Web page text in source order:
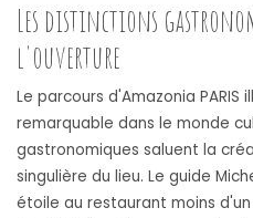
Les distinctions
l'ouverture
Le parcours d'Amazonia PARIS
remarquable dans le monde
gastronomiques saluent la
singulière du lieu. Le guide
étoile au restaurant moins